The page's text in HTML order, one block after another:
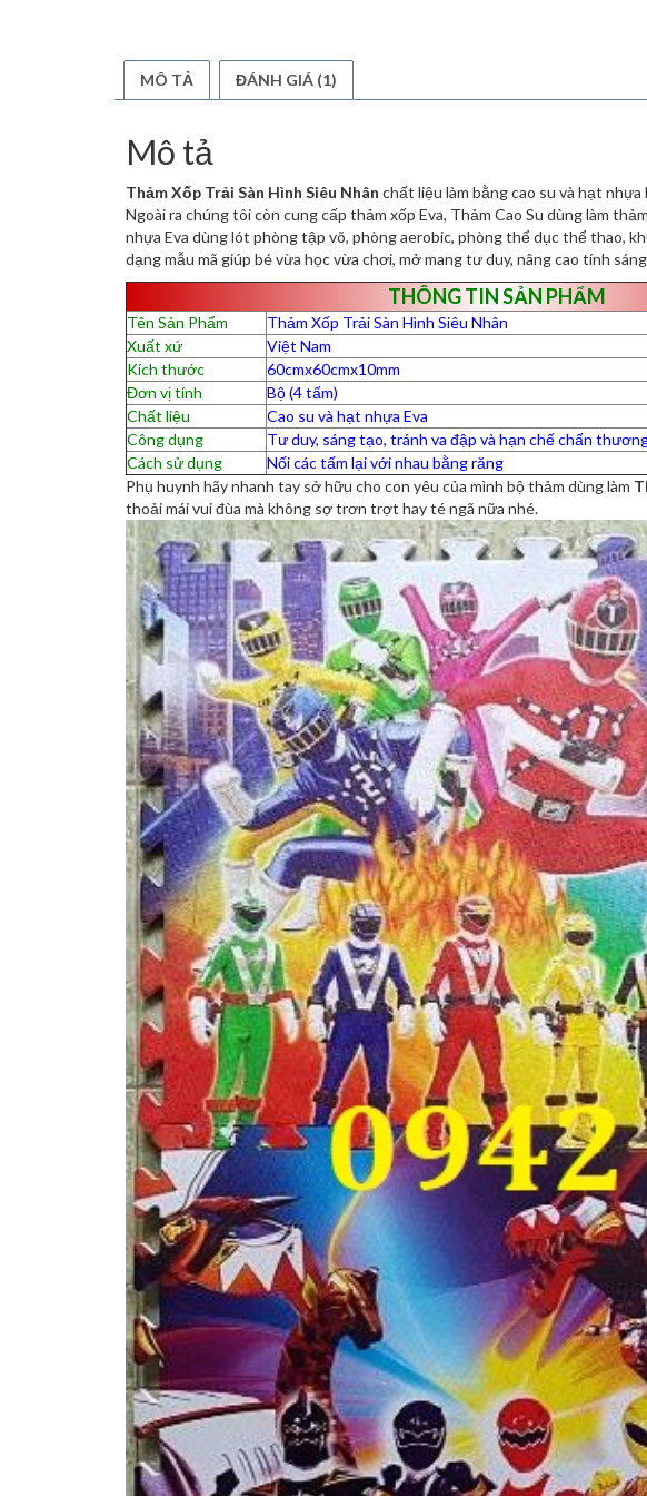
MÔ TẢ ĐÁNH GIÁ (1)
Mô tả
Thảm Xốp Trải Sàn Hình Siêu Nhân chất liệu làm bằng cao su và hạt
Ngoài ra chúng tôi còn cung cấp thảm xốp Eva, Thảm Cao Su dùng làm
nhựa Eva dùng lót phòng tập võ, phòng aerobic, phòng thể dục thể thao,
dạng mẫu mã giúp bé vừa học vừa chơi, mở mang tư duy, nâng cao tính
THÔNG TIN SẢN PHẨM
Tên Sản Phẩm
Thảm Xốp Trải Sàn Hình Siêu Nhân
Xuất xứ
Việt Nam
Kích thước
60cmx60cmx10mm
Đơn vị tính
Bộ (4 tấm)
Chất liệu
Cao su và hạt nhựa Eva
Công dụng
Tư duy, sáng tạo, tránh va đập và hạn chế chấn
Cách sử dụng
Nối các tấm lại với nhau bằng răng
Phụ huynh hãy nhanh tay sở hữu cho con yêu của mình bộ thảm dùng làm
thoải mái vui đùa mà không sợ trơn trợt hay té ngã nữa nhé.